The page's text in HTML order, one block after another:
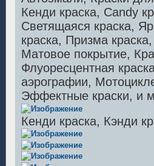
Кенди краска, Candy
Светящаяся краска,
краска, Призма
Матовое покрытие,
Флуоресцентная
аэрографии,
Эффектные краски, и
Кенди краска, Кэнди